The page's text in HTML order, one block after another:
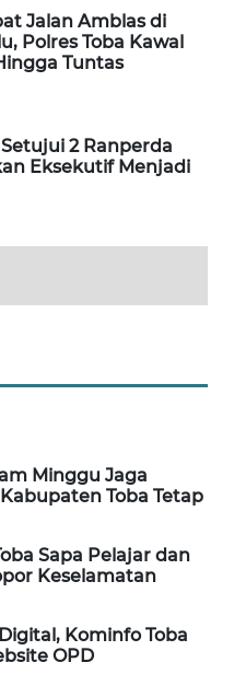
Jalan Amblas di
Polres Toba Kawal
Tuntas
Setujui 2 Ranperda
Eksekutif Menjadi
Minggu Jaga
Toba Tetap
Sapa Pelajar dan
Keselamatan
Kominfo Toba
OPD